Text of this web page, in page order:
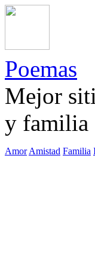
Poemas
Mejor
y familia
Amor Amistad Familia